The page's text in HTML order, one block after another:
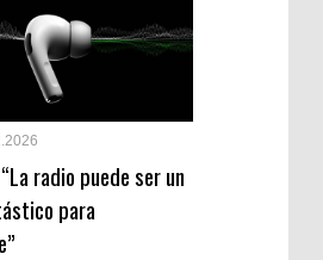
radio puede ser un
para